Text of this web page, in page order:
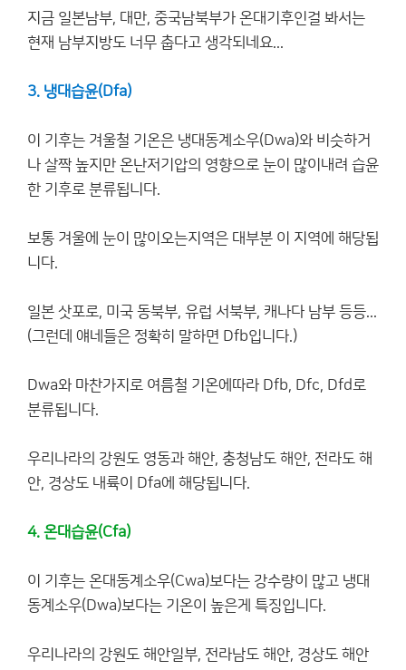
지금 일본남부, 대만, 중국남북부가 온대기후인걸 봐서는
현재 남부지방도 너무 춥다고 생각되네요...
3. 냉대습윤(Dfa)
이 기후는 겨울철 기온은 냉대동계소우(Dwa)와 비슷하거
나 살짝 높지만 온난저기압의 영향으로 눈이 많이내려 습윤
한 기후로 분류됩니다.
보통 겨울에 눈이 많이오는지역은 대부분 이 지역에 해당됩
니다.
일본 삿포로, 미국 동북부, 유럽 서북부, 캐나다 남부 등등...
(그런데 얘네들은 정확히 말하면 Dfb입니다.)
Dwa와 마찬가지로 여름철 기온에따라 Dfb, Dfc, Dfd로
분류됩니다.
우리나라의 강원도 영동과 해안, 충청남도 해안, 전라도 해
안, 경상도 내륙이 Dfa에 해당됩니다.
4. 온대습윤(Cfa)
이 기후는 온대동계소우(Cwa)보다는 강수량이 많고 냉대
동계소우(Dwa)보다는 기온이 높은게 특징입니다.
우리나라의 강원도 해안일부, 전라남도 해안, 경상도 해안